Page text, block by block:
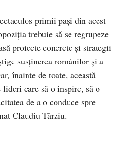
primii pași din acest
trebuie să se regrupeze
proiecte concrete și strategii
susținerea românilor și a
înainte de toate, această
care să o inspire, să o
de a o conduce spre
Claudiu Târziu.